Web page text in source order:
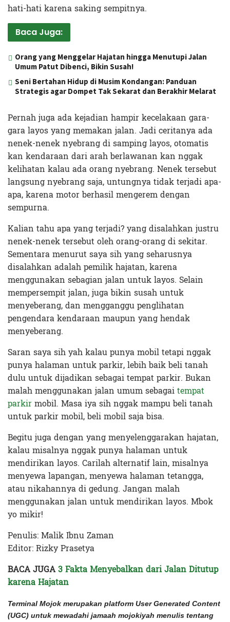
hati-hati karena saking sempitnya.
Baca Juga:
Orang yang Menggelar Hajatan hingga Menutupi Jalan
Umum Patut Dibenci, Bikin Susah!
Seni Bertahan Hidup di Musim Kondangan: Panduan
Strategis agar Dompet Tak Sekarat dan Berakhir Melarat
Pernah juga ada kejadian hampir kecelakaan gara-
gara layos yang memakan jalan. Jadi ceritanya ada
nenek-nenek nyebrang di samping layos, otomatis
kan kendaraan dari arah berlawanan kan nggak
kelihatan kalau ada orang nyebrang. Nenek tersebut
langsung nyebrang saja, untungnya tidak terjadi apa-
apa, karena motor berhasil mengerem dengan
sempurna.
Kalian tahu apa yang terjadi? yang disalahkan justru
nenek-nenek tersebut oleh orang-orang di sekitar.
Sementara menurut saya sih yang seharusnya
disalahkan adalah pemilik hajatan, karena
menggunakan sebagian jalan untuk layos. Selain
mempersempit jalan, juga bikin susah untuk
menyeberang, dan mengganggu penglihatan
pengendara kendaraan maupun yang hendak
menyeberang.
Saran saya sih yah kalau punya mobil tetapi nggak
punya halaman untuk parkir, lebih baik beli tanah
dulu untuk dijadikan sebagai tempat parkir. Bukan
malah menggunakan jalan umum sebagaitempat
parkirmobil. Masa iya sih nggak mampu beli tanah
untuk parkir mobil, beli mobil saja bisa.
Begitu juga dengan yang menyelenggarakan hajatan,
kalau misalnya nggak punya halaman untuk
mendirikan layos. Carilah alternatif lain, misalnya
menyewa lapangan, menyewa halaman tetangga,
atau nikahannya di gedung. Jangan malah
menggunakan jalan untuk mendirikan layos. Mbok
yo mikir!
Penulis: Malik Ibnu Zaman
Editor: Rizky Prasetya
BACA JUGA3 Fakta Menyebalkan dari Jalan Ditutup
karena Hajatan
Terminal Mojok merupakan platform User Generated Content
(UGC) untuk mewadahi jamaah mojokiyah menulis tentang